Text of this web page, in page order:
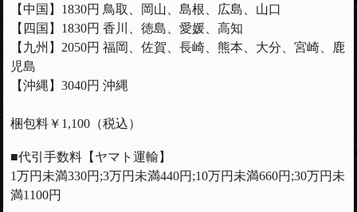
【中国】1830円 鳥取、岡山、島根、広島、山口
【四国】1830円 香川、徳島、愛媛、高知
【九州】2050円 福岡、佐賀、長崎、熊本、大分、宮崎、鹿
児島
【沖縄】3040円 沖縄
梱包料￥1,100（税込）
■代引手数料【ヤマト運輸】
1万円未満330円;3万円未満440円;10万円未満660円;30万円未
満1100円